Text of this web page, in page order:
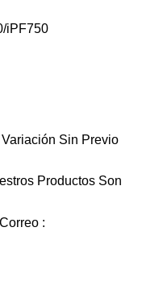
iPF750
Sin Previo
Productos Son
Correo :